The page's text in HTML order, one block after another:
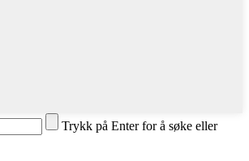
Trykk på Enter for å søke eller